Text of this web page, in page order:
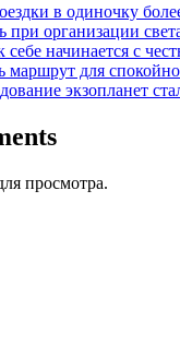
в одиночку
при организации
начинается с
маршрут для
экзопланет
просмотра.